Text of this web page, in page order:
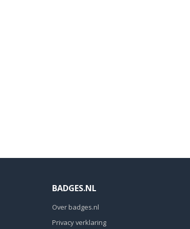
BADGES.NL
Over badges.nl
Privacy verklaring